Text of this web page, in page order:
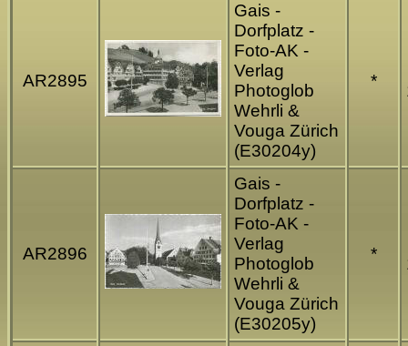
AR2895
Gais -
Dorfplatz -
Foto-AK -
Verlag
Photoglob
Wehrli &
Vouga Zürich
(E30204y)
*
AR2896
Gais -
Dorfplatz -
Foto-AK -
Verlag
Photoglob
Wehrli &
Vouga Zürich
(E30205y)
*